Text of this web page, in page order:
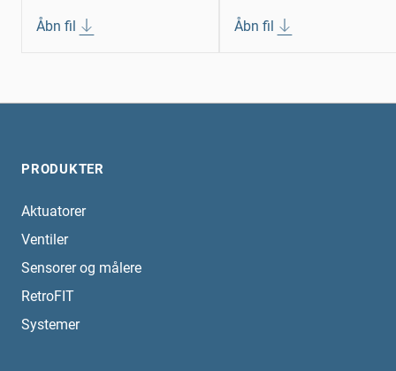
Åbn fil Åbn fil
PRODUKTER
Aktuatorer
Ventiler
Sensorer og målere
RetroFIT
Systemer